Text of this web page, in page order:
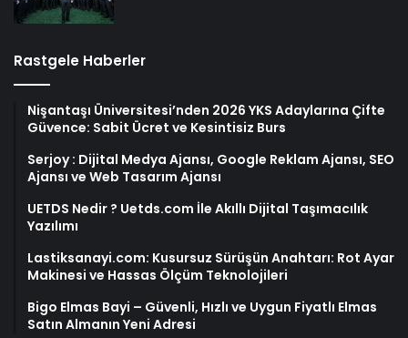
Rastgele Haberler
Nişantaşı Üniversitesi’nden 2026 YKS Adaylarına Çifte
Güvence: Sabit Ücret ve Kesintisiz Burs
Serjoy : Dijital Medya Ajansı, Google Reklam Ajansı, SEO
Ajansı ve Web Tasarım Ajansı
UETDS Nedir ? Uetds.com İle Akıllı Dijital Taşımacılık
Yazılımı
Lastiksanayi.com: Kusursuz Sürüşün Anahtarı: Rot Ayar
Makinesi ve Hassas Ölçüm Teknolojileri
Bigo Elmas Bayi – Güvenli, Hızlı ve Uygun Fiyatlı Elmas
Satın Almanın Yeni Adresi